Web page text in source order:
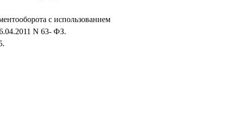
с использованием
N 63- ФЗ.